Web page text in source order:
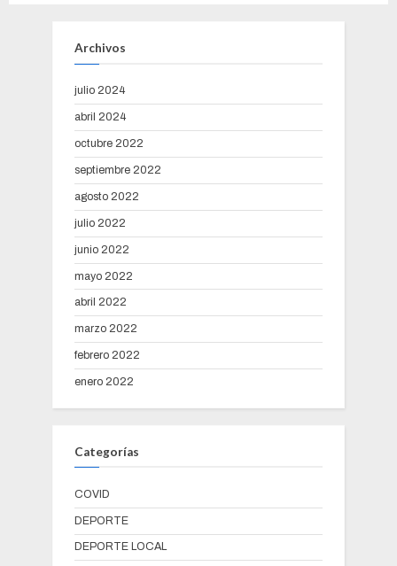
Archivos
julio 2024
abril 2024
octubre 2022
septiembre 2022
agosto 2022
julio 2022
junio 2022
mayo 2022
abril 2022
marzo 2022
febrero 2022
enero 2022
Categorías
COVID
DEPORTE
DEPORTE LOCAL